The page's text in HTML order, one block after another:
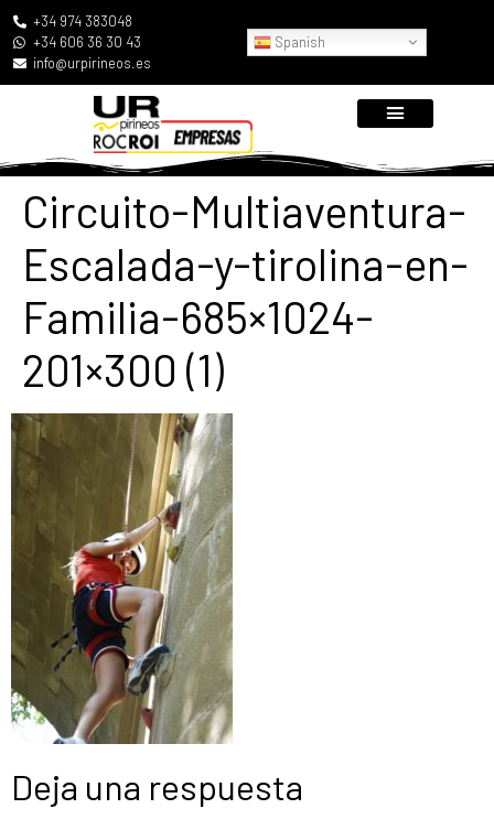
+34 974 383048
+34 606 36 30 43
info@urpirineos.es
Spanish
Circuito-Multiaventura-
Escalada-y-tirolina-en-
Familia-685×1024-
201×300 (1)
Deja una respuesta